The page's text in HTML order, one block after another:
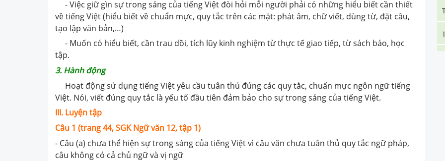
- Việc giữ gìn sự trong sáng của tiếng Việt đòi hỏi mỗi người phải có những hiểu biết cần thiết
về tiếng Việt (hiểu biết về chuẩn mực, quy tắc trên các mặt: phát âm, chữ viết, dùng từ, đặt câu,
tạo lập văn bản,…)
- Muốn có hiểu biết, cần trau dồi, tích lũy kinh nghiệm từ thực tế giao tiếp, từ sách báo, học
tập.
3. Hành động
Hoạt động sử dụng tiếng Việt yêu cầu tuân thủ đúng các quy tắc, chuẩn mực ngôn ngữ tiếng
Việt. Nói, viết đúng quy tắc là yếu tố đầu tiên đảm bảo cho sự trong sáng của tiếng Việt.
III. Luyện tập
Câu 1 (trang 44, SGK Ngữ văn 12, tập 1)
- Câu (a) chưa thể hiện sự trong sáng của tiếng Việt vì câu văn chưa tuân thủ quy tắc ngữ pháp,
câu không có cả chủ ngữ và vị ngữ